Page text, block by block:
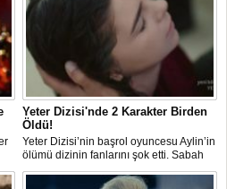
Yeter Dizisi'nde 2 Karakter Birden
Öldü!
Yeter Dizisi’nin başrol oyuncesu Aylin’in
ölümü dizinin fanlarını şok etti. Sabah
herkes uyandığında villanın havuzunda
suyun üstünde Aylin boğulmuş halde